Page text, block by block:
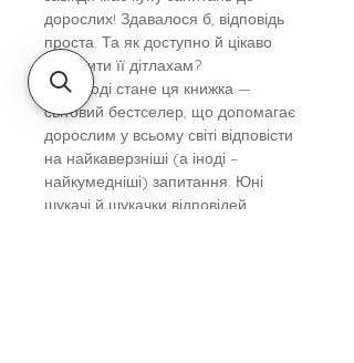
дорослих! Здавалося б, відповідь
проста. Та як доступно й цікаво
пояснити її дітлахам?
У пригоді стане ця книжка —
світовий бестселер, що допомагає
дорослим у всьому світі відповісти
на найкаверзніші (а іноді –
найкумедніші) запитання. Юні
шукачі й шукачки відповідей